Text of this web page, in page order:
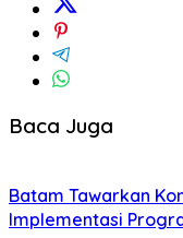
Baca Juga
Batam Tawarkan
Implementasi